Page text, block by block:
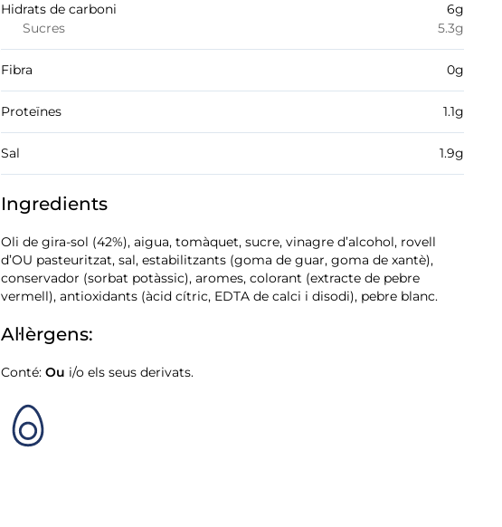
Hidrats de carboni
Sucres
6g
5.3g
Fibra 0g
Proteïnes 1.1g
Sal 1.9g
Ingredients
Oli de gira-sol (42%), aigua, tomàquet, sucre, vinagre d’alcohol, rovell
d’OU pasteuritzat, sal, estabilitzants (goma de guar, goma de xantè),
conservador (sorbat potàssic), aromes, colorant (extracte de pebre
vermell), antioxidants (àcid cítric, EDTA de calci i disodi), pebre blanc.
Al·lèrgens:
Conté: Ou i/o els seus derivats.